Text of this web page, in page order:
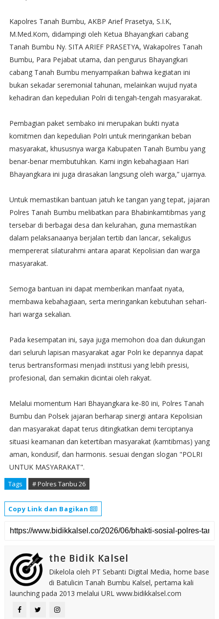
Kapolres Tanah Bumbu, AKBP Arief Prasetya, S.I.K,
M.Med.Kom, didampingi oleh Ketua Bhayangkari cabang
Tanah Bumbu Ny. SITA ARIEF PRASETYA, Wakapolres Tanah
Bumbu, Para Pejabat utama, dan pengurus Bhayangkari
cabang Tanah Bumbu menyampaikan bahwa kegiatan ini
bukan sekadar seremonial tahunan, melainkan wujud nyata
kehadiran dan kepedulian Polri di tengah-tengah masyarakat.
Pembagian paket sembako ini merupakan bukti nyata
komitmen dan kepedulian Polri untuk meringankan beban
masyarakat, khususnya warga Kabupaten Tanah Bumbu yang
benar-benar membutuhkan. Kami ingin kebahagiaan Hari
Bhayangkara ini juga dirasakan langsung oleh warga,” ujarnya.
Untuk memastikan bantuan jatuh ke tangan yang tepat, jajaran
Polres Tanah Bumbu melibatkan para Bhabinkamtibmas yang
tersebar di berbagai desa dan kelurahan, guna memastikan
dalam pelaksanaanya berjalan tertib dan lancar, sekaligus
mempererat silaturahmi antara aparat Kepolisian dan warga
masyarakat.
Semoga bantuan ini dapat memberikan manfaat nyata,
membawa kebahagiaan, serta meringankan kebutuhan sehari-
hari warga sekalian.
Pada kesempatan ini, saya juga memohon doa dan dukungan
dari seluruh lapisan masyarakat agar Polri ke depannya dapat
terus bertransformasi menjadi institusi yang lebih presisi,
profesional, dan semakin dicintai oleh rakyat.
Melalui momentum Hari Bhayangkara ke-80 ini, Polres Tanah
Bumbu dan Polsek jajaran berharap sinergi antara Kepolisian
dan masyarakat dapat terus ditingkatkan demi terciptanya
situasi keamanan dan ketertiban masyarakat (kamtibmas) yang
aman, kondusif, dan harmonis. sesuai dengan slogan "POLRI
UNTUK MASYARAKAT".
Tags # Polres Tanbu 26
Copy Link dan Bagikan
the Bidik Kalsel
Dikelola oleh PT Sebanti Digital Media, home base
di Batulicin Tanah Bumbu Kalsel, pertama kali
launching pada 2013 melalui URL www.bidikkalsel.com